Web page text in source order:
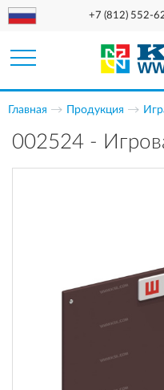
+7 (812) 552-
Главная Продукция
002524 -